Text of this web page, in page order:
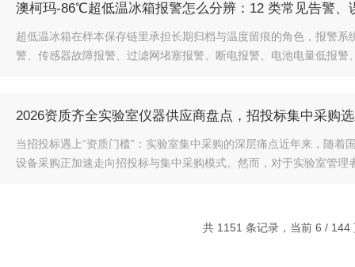
澳柯玛-86℃超低温冰箱报警怎么分辨：12 类常见告警、
超低温冰箱在样本保存链里承担长期归档与温度留痕的角色，报警
警、传感器故障报警、过滤网堵塞报警、断电报警、电池电量低报警
2026资质齐全实验室仪器供应商盘点，招投标集中采购
当招投标遇上“资质门槛”：实验室集中采购的深层痛点近年来，随
设备采购正加速走向招投标与集中采购模式。然而，对于实验室管理
共 1151 条记录，当前 6 /